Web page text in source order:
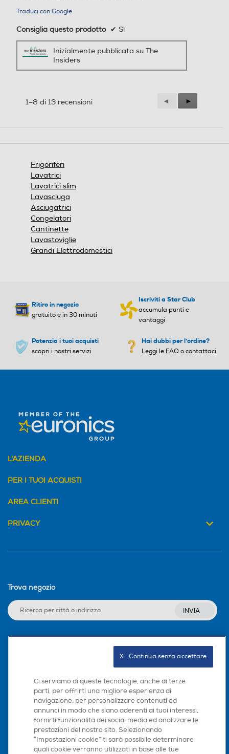
Accessori in dotazione
Traduci con Google
Consiglia questo prodotto ✔ Sì
Inizialmente pubblicata su The
Insiders
1–8 di 13 recensioni
Precedente
Reviews
◄
Successiva
Reviews
►
Frigoriferi
Lavatrici
Lavatrici slim
Lavasciuga
Asciugatrici
Congelatori
Cantinette
Lavastoviglie
Grandi Elettrodomestici
Ritiro in negozio
gratuito e in 30 minuti
Iscriviti a Star Club
accumula punti e
vantaggi
Potenzia i tuoi acquisti
scopri i nostri servizi
Hai dubbi per l'ordine?
Leggi le FAQ o contattaci
L'AZIENDA
PER I TUOI ACQUISTI
AREA CLIENTI
PRIVACY
Trova negozio
INVIA
Scarica la nostra app
Ci serviamo di queste tecnologie, anche di terze
parti, per offrirti una migliore esperienza di
navigazione, per personalizzare contenuti ed
annunci in modo che siano aderenti ai tuoi interessi,
fornirti funzionalità dei social media ed analizzare le
prestazioni del nostro sito. Selezionando
“Impostazioni cookie” ti sarà possibile determinare
quali cookie verranno utilizzati in base alle tue
X   Continua senza accettare